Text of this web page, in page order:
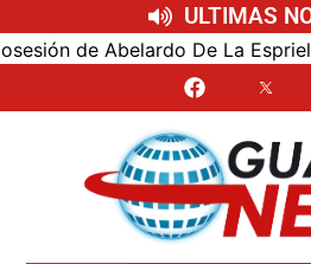
ULTIMAS
de Abelardo De La Espriella,